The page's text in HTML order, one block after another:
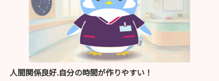
人間関係良好.自分の時間が作りやすい！